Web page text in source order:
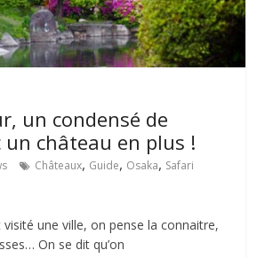
un condensé de
un château en plus !
Châteaux, Guide, Osaka, Safari
une ville, on pense la connaitre,
On se dit qu’on